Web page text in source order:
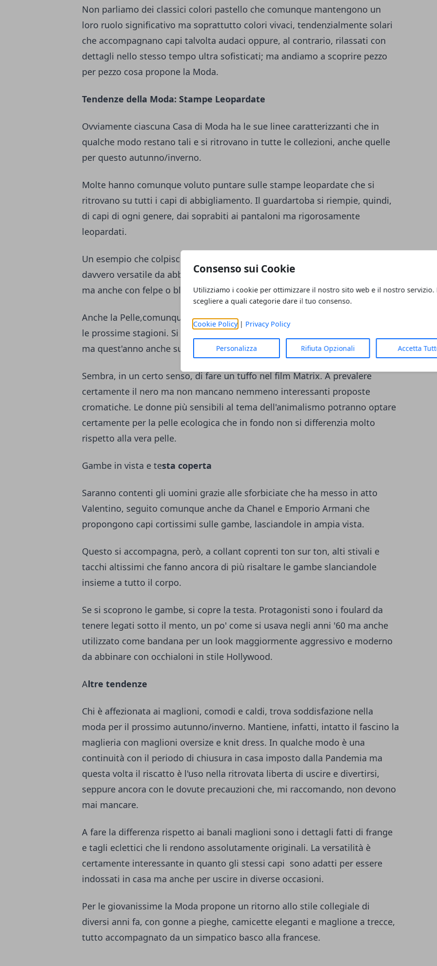
Consenso sui Cookie
Utilizziamo i cookie per ottimizzare il nostro sito web e il nostro servizio.
scegliere a quali categorie dare il tuo consenso.
Cookie Policy| Privacy Policy
Personalizza Rifiuta Opzionali Accetta
Non parliamo dei classici colori pastello che comunque mantengono un
loro ruolo significativo ma soprattutto colori vivaci, tendenzialmente solari
che accompagnano capi talvolta audaci oppure, al contrario, rilassati con
dettagli nello stesso tempo ultra sofisticati; ma andiamo a scoprire pezzo
per pezzo cosa propone la Moda.
Tendenze della Moda: Stampe Leopardate
Ovviamente ciascuna Casa di Moda ha le sue linee caratterizzanti che in
qualche modo restano tali e si ritrovano in tutte le collezioni, anche quelle
per questo autunno/inverno.
Molte hanno comunque voluto puntare sulle stampe leopardate che si
ritrovano su tutti i capi di abbigliamento. Il guardartoba si riempie, quindi,
di capi di ogni genere, dai soprabiti ai pantaloni ma rigorosamente
leopardati.
Un esempio che colpisce particolarmente è il pantalone di Etro, un Oversize
davvero versatile da abbinare con un maxi pull, con camicie più classiche
ma anche con felpe o blazer, con la massima libertà.
Anche la Pelle,comunque, conferma il suo importante ruolo nella moda per
le prossime stagioni. Si conferma, infatti, su Capispalla, pantaloni e gonne
ma quest'anno anche su vestiti.
Sembra, in un certo senso, di fare un tuffo nel film Matrix. A prevalere
certamente il nero ma non mancano nemmeno interessanti proposte
cromatiche. Le donne più sensibili al tema dell'animalismo potranno optare
certamente per la pelle ecologica che in fondo non si differenzia molto
rispetto alla vera pelle.
Gambe in vista e testa coperta
Saranno contenti gli uomini grazie alle sforbiciate che ha messo in atto
Valentino, seguito comunque anche da Chanel e Emporio Armani che
propongono capi cortissimi sulle gambe, lasciandole in ampia vista.
Questo si accompagna, però, a collant coprenti ton sur ton, alti stivali e
tacchi altissimi che fanno ancora di più risaltare le gambe slanciandole
insieme a tutto il corpo.
Se si scoprono le gambe, si copre la testa. Protagonisti sono i foulard da
tenere legati sotto il mento, un po' come si usava negli anni '60 ma anche
utilizzato come bandana per un look maggiormente aggressivo e moderno
da abbinare con occhialoni in stile Hollywood.
Altre tendenze
Chi è affezionata ai maglioni, comodi e caldi, trova soddisfazione nella
moda per il prossimo autunno/inverno. Mantiene, infatti, intatto il fascino la
maglieria con maglioni oversize e knit dress. In qualche modo è una
continuità con il periodo di chiusura in casa imposto dalla Pandemia ma
questa volta il riscatto è l'uso nella ritrovata liberta di uscire e divertirsi,
seppure ancora con le dovute precauzioni che, mi raccomando, non devono
mai mancare.
A fare la differenza rispetto ai banali maglioni sono i dettagli fatti di frange
e tagli eclettici che li rendono assolutamente originali. La versatilità è
certamente interessante in quanto gli stessi capi sono adatti per essere
indossati in casa ma anche per uscire in diverse occasioni.
Per le giovanissime la Moda propone un ritorno allo stile collegiale di
diversi anni fa, con gonne a pieghe, camicette eleganti e maglione a trecce,
tutto accompagnato da un simpatico basco alla francese.